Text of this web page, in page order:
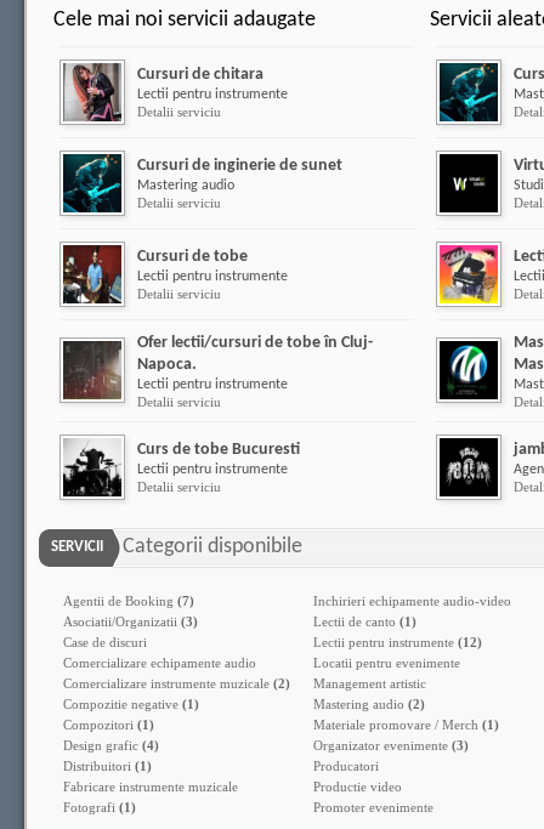
Cele mai noi servicii adaugate
Cursuri de chitara
Lectii pentru instrumente
Detalii serviciu
Cursuri de inginerie de sunet
Mastering audio
Detalii serviciu
Cursuri de tobe
Lectii pentru instrumente
Detalii serviciu
Ofer lectii/cursuri de tobe în Cluj-
Napoca.
Lectii pentru instrumente
Detalii serviciu
Curs de tobe Bucuresti
Lectii pentru instrumente
Detalii serviciu
Servicii
SERVICII Categorii disponibile
Agentii de Booking (7)
Inchirieri echipamente audio-video
Asociatii/Organizatii (3) Lectii de canto (1)
Case de discuri
Lectii pentru instrumente (12)
Comercializare echipamente audio
Locatii pentru evenimente
Comercializare instrumente muzicale (2)
Management artistic
Compozitie negative (1) Mastering audio (2)
Compozitori (1) Materiale promovare / Merch (1)
Design grafic (4) Organizator evenimente (3)
Distribuitori (1)
Producatori
Fabricare instrumente muzicale
Productie video
Fotografi (1) Promoter evenimente